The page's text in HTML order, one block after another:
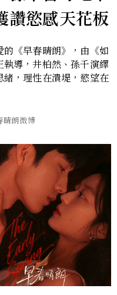
讚慾感天花板
《早春晴朗》，由《如
導，井柏然、孫千演繹
，理性在潰堤，慾望在
朗微博